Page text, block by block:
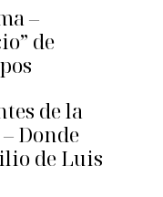
–
de
de la
Donde
de Luis